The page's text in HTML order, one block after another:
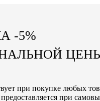
-5%
при покупке любых
при